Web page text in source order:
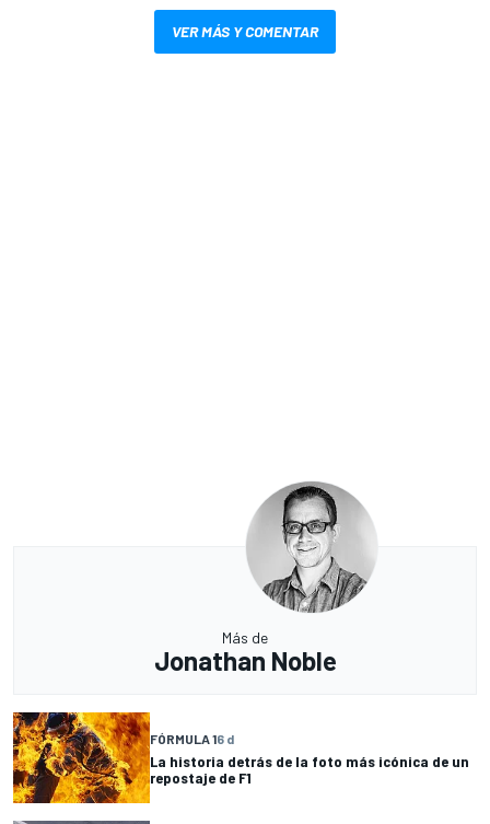
VER MÁS Y COMENTAR
Más de
Jonathan Noble
FÓRMULA 16 d
La historia detrás de la foto más icónica de un
repostaje de F1